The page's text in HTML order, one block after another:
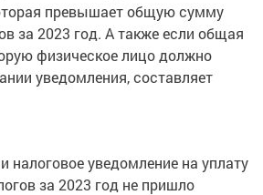
превышает общую сумму
за 2023 год. А также если общая
физическое лицо должно
уведомления, составляет
налоговое уведомление на уплату
за 2023 год не пришло